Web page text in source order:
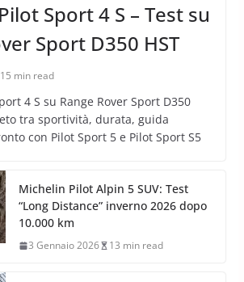
Sport 4 S – Test su
Sport D350 HST
15 min read
4 S su Range Rover Sport D350
tra sportività, durata, guida
con Pilot Sport 5 e Pilot Sport S5
Michelin Pilot Alpin 5 SUV: Test
“Long Distance” inverno 2026 dopo
10.000 km
3 Gennaio 2026 13 min read